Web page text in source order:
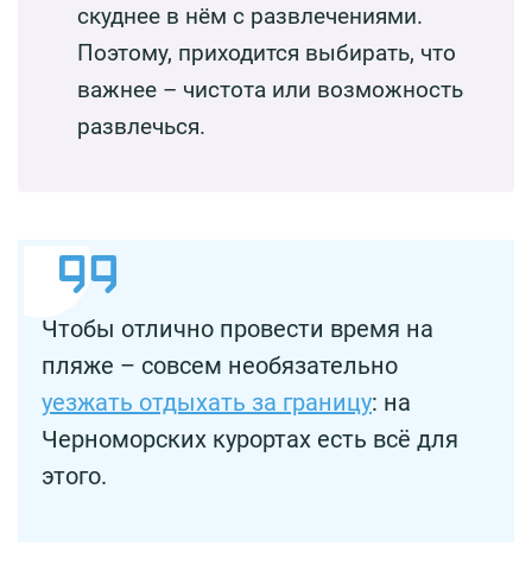
скуднее в нём с развлечениями.
Поэтому, приходится выбирать, что
важнее – чистота или возможность
развлечься.
Чтобы отлично провести время на
пляже – совсем необязательно
уезжать отдыхать за границу: на
Черноморских курортах есть всё для
этого.